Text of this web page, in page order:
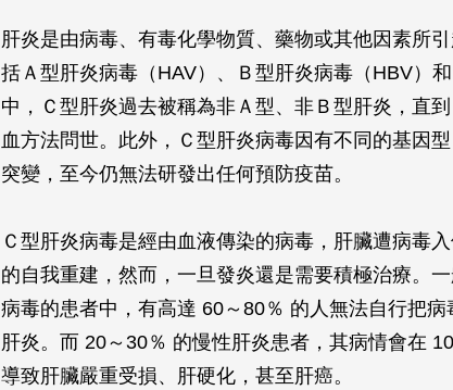
肝炎是由病毒、有毒化學物質、藥物或其他因素所
括Ａ型肝炎病毒（HAV）、Ｂ型肝炎病毒（HBV）
中，Ｃ型肝炎過去被稱為非Ａ型、非Ｂ型肝炎，直
血方法問世。此外，Ｃ型肝炎病毒因有不同的基因
突變，至今仍無法研發出任何預防疫苗。
Ｃ型肝炎病毒是經由血液傳染的病毒，肝臟遭病毒
的自我重建，然而，一旦發炎還是需要積極治療。
病毒的患者中，有高達 60～80％ 的人無法自行把
肝炎。而 20～30％ 的慢性肝炎患者，其病情會在
導致肝臟嚴重受損、肝硬化，甚至肝癌。